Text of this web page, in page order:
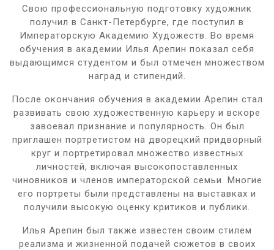
Свою профессиональную подготовку художник
получил в Санкт-Петербурге, где поступил в
Императорскую Академию Художеств. Во время
обучения в академии Илья Арепин показал себя
выдающимся студентом и был отмечен множеством
наград и стипендий.
После окончания обучения в академии Арепин стал
развивать свою художественную карьеру и вскоре
завоевал признание и популярность. Он был
приглашен портретистом на дворецкий придворный
круг и портретировал множество известных
личностей, включая высокопоставленных
чиновников и членов императорской семьи. Многие
его портреты были представлены на выставках и
получили высокую оценку критиков и публики.
Илья Арепин был также известен своим стилем
реализма и жизненной подачей сюжетов в своих